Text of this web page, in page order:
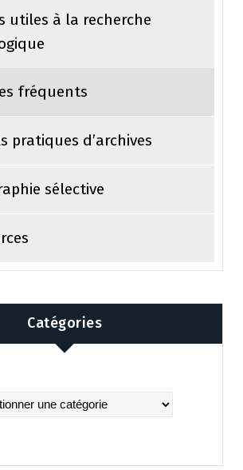
utiles à la recherche
fréquents
pratiques d’archives
sélective
Catégories
Catégories